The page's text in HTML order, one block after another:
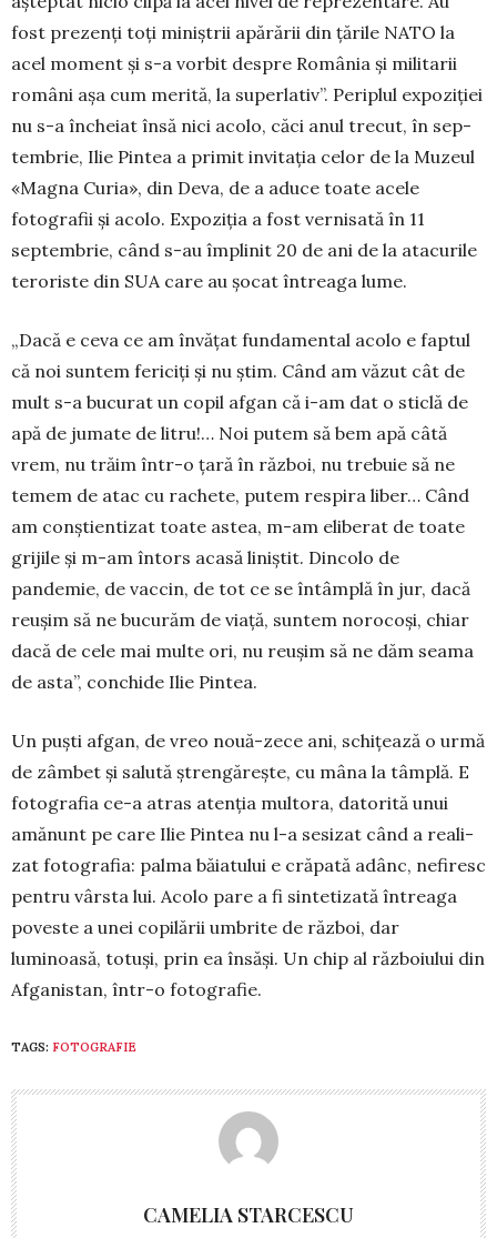
fost prezenți toți miniștrii apărării din țările NATO la
acel moment și s-a vorbit despre România și militarii
români așa cum merită, la superlativ”. Periplul expoziției
nu s-a în­cheiat însă nici acolo, căci anul trecut, în sep­
tem­brie, Ilie Pintea a primit invitația celor de la Muzeul
«Magna Curia», din Deva, de a aduce toate acele
fotografii și acolo. Expo­ziția a fost vernisată în 11
septembrie, când s-au împlinit 20 de ani de la atacurile
teroriste din SUA care au șocat întreaga lume.
„Dacă e ceva ce am învățat fundamental acolo e faptul
că noi suntem fericiți și nu știm. Când am văzut cât de
mult s-a bucurat un copil afgan că i-am dat o sticlă de
apă de jumate de litru!… Noi putem să bem apă câtă
vrem, nu trăim într-o țară în război, nu tre­buie să ne
temem de atac cu rachete, putem respira liber… Când
am conștientizat toate astea, m-am eliberat de toate
grijile și m-am întors acasă liniștit. Dincolo de
pandemie, de vaccin, de tot ce se întâmplă în jur, dacă
reu­șim să ne bucurăm de viață, suntem noro­coși, chiar
dacă de cele mai multe ori, nu reușim să ne dăm seama
de asta”, conchide Ilie Pin­tea.
Un puști afgan, de vreo nouă-zece ani, schițează o urmă
de zâmbet și salută ștren­gărește, cu mâna la tâmplă. E
fotografia ce-a atras atenția multora, datorită unui
amănunt pe care Ilie Pintea nu l-a sesizat când a rea­li­
zat fotografia: palma băiatului e crăpată adânc, nefiresc
pentru vârsta lui. Acolo pare a fi sintetizată întreaga
poveste a unei copilă­rii umbrite de război, dar
luminoasă, totuși, prin ea însăși. Un chip al războiului din
Af­ganistan, într-o fotografie.
TAGS: FOTOGRAFIE
CAMELIA STARCESCU